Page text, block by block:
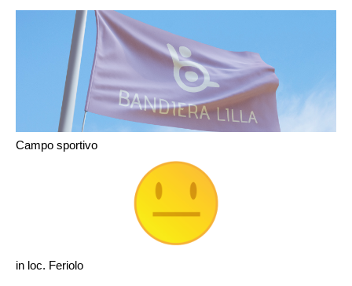
Campo sportivo
in loc. Feriolo